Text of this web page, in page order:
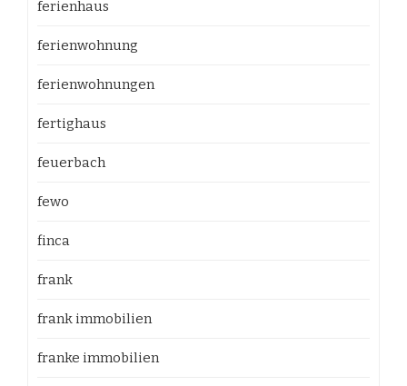
ferienhaus
ferienwohnung
ferienwohnungen
fertighaus
feuerbach
fewo
finca
frank
frank immobilien
franke immobilien